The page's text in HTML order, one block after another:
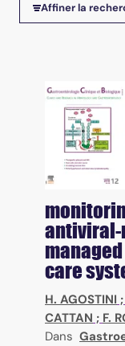
Affiner la
antiviral-
care
H. AGOSTINI ;
CATTAN ; F.
Dans